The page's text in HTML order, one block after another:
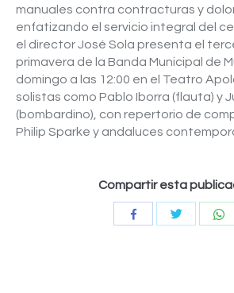
manuales contra contracturas y
enfatizando el servicio integral del
el director José Sola presenta el
primavera de la Banda Municipal de
domingo a las 12:00 en el Teatro
solistas como Pablo Iborra (flauta) y
(bombardino), con repertorio de
Philip Sparke y andaluces
Compartir esta
CompartirCompartir